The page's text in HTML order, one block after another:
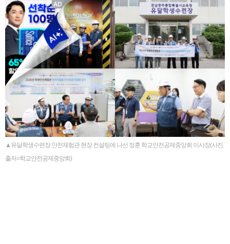
▲유달학생수련장 안전체험관 현장 컨설팅에 나선 정훈 학교안전공제중앙회 이사장(사진
출처=학교안전공제중앙회)